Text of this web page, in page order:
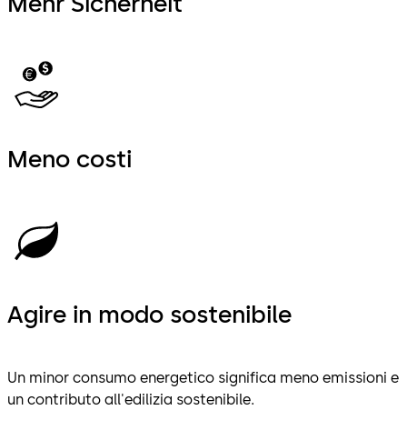
Meno costi
Agire in modo sostenibile
Un minor consumo energetico significa meno emissioni e
un contributo all'edilizia sostenibile.